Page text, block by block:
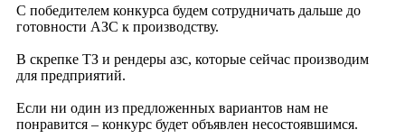
С победителем конкурса будем сотрудничать дальше до
готовности АЗС к производству.
В скрепке ТЗ и рендеры азс, которые сейчас производим
для предприятий.
Если ни один из предложенных вариантов нам не
понравится – конкурс будет объявлен несостоявшимся.